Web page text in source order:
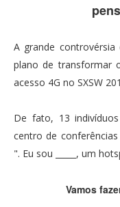
A grande
plano de transformar
acesso 4G no SXSW
De fato, 13
centro de
". Eu sou _____, um
Vamos